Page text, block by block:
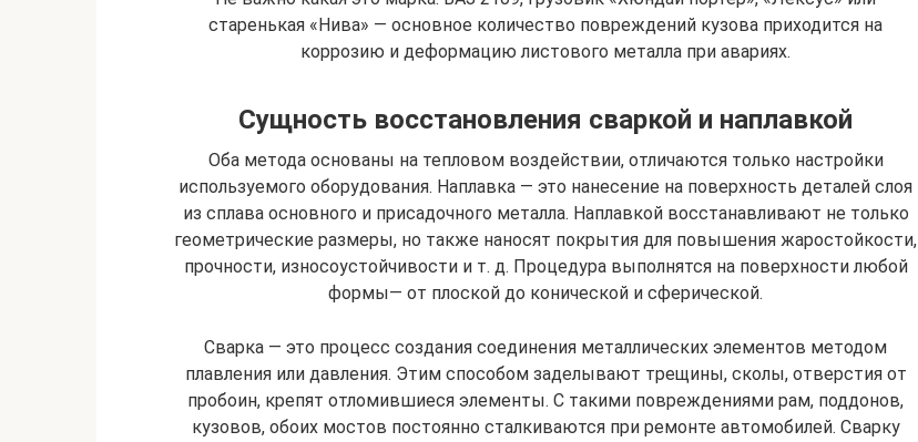
старенькая «Нива» — основное количество повреждений кузова приходится на
коррозию и деформацию листового металла при авариях.
Сущность восстановления сваркой и наплавкой
Оба метода основаны на тепловом воздействии, отличаются только настройки
используемого оборудования. Наплавка ― это нанесение на поверхность деталей слоя
из сплава основного и присадочного металла. Наплавкой восстанавливают не только
геометрические размеры, но также наносят покрытия для повышения жаростойкости,
прочности, износоустойчивости и т. д. Процедура выполнятся на поверхности любой
формы― от плоской до конической и сферической.
Сварка ― это процесс создания соединения металлических элементов методом
плавления или давления. Этим способом заделывают трещины, сколы, отверстия от
пробоин, крепят отломившиеся элементы. С такими повреждениями рам, поддонов,
кузовов, обоих мостов постоянно сталкиваются при ремонте автомобилей. Сварку